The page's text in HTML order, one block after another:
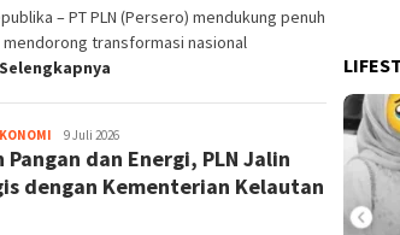
– PT PLN (Persero) mendukung penuh
transformasi nasional
Redaktur
Pelaksana
9 Juli 2026
dan Energi, PLN Jalin
dengan Kementerian Kelautan